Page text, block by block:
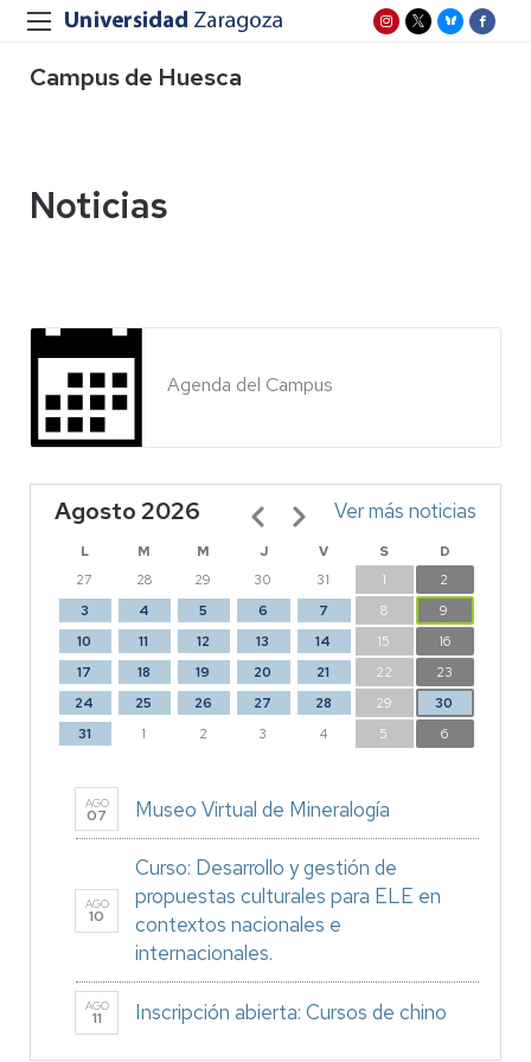
Campus de Huesca
Noticias
Agenda del Campus
Agosto 2026
L M M J V S
D
27
28 29 30 31 1
2
3
4 5 6 7 8
9
10
11 12 13 14 15
16
17
18 19 20 21 22
23
24
25 26 27 28 29
30
31
1 2 3 4 5 6
Paginación Ver más noticias
AGO
07 Museo Virtual de Mineralogía
AGO
10
Curso: Desarrollo y gestión de
propuestas culturales para ELE en
contextos nacionales e
internacionales.
AGO
11 Inscripción abierta: Cursos de chino